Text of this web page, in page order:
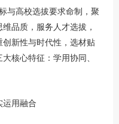
高校选拔要求命制，聚
品质，服务人才选拔，
新性与时代性，选材贴
核心特征：学用协同、
用融合